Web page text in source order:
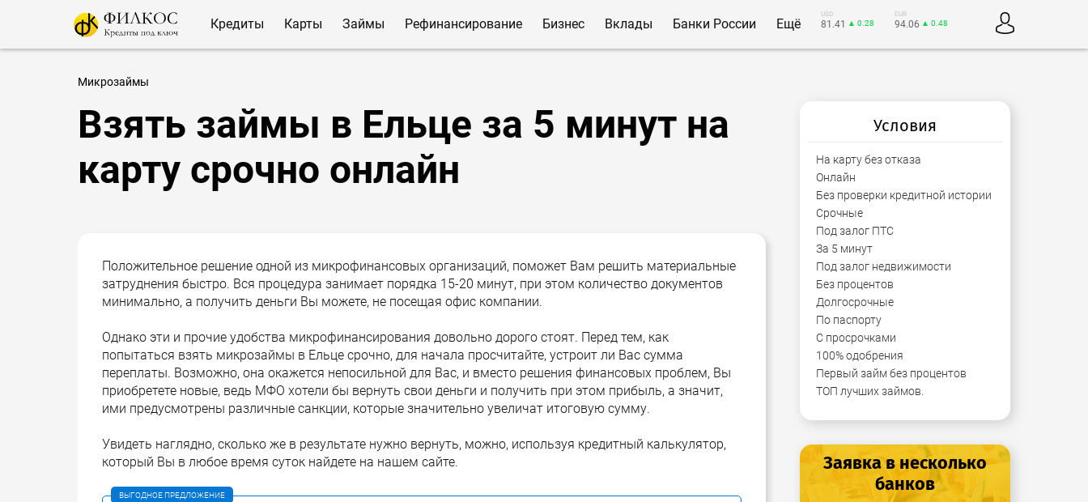
Кредиты Карты Займы Рефинансирование Бизнес Вклады Банки России Ещё
USD
81.41 ▲ 0.28
EUR
94.06 ▲ 0.48
Микрозаймы
Взять займы в Ельце за 5 минут на
карту срочно онлайн
Положительное решение одной из микрофинансовых организаций, поможет Вам решить материальные
затруднения быстро. Вся процедура занимает порядка 15-20 минут, при этом количество документов
минимально, а получить деньги Вы можете, не посещая офис компании.
Однако эти и прочие удобства микрофинансирования довольно дорого стоят. Перед тем, как
попытаться взять микрозаймы в Ельце срочно, для начала просчитайте, устроит ли Вас сумма
переплаты. Возможно, она окажется непосильной для Вас, и вместо решения финансовых проблем, Вы
приобретете новые, ведь МФО хотели бы вернуть свои деньги и получить при этом прибыль, а значит,
ими предусмотрены различные санкции, которые значительно увеличат итоговую сумму.
Увидеть наглядно, сколько же в результате нужно вернуть, можно, используя кредитный калькулятор,
который Вы в любое время суток найдете на нашем сайте.
ВЫГОДНОЕ ПРЕДЛОЖЕНИЕ
Условия
На карту без отказа
Онлайн
Без проверки кредитной истории
Срочные
Под залог ПТС
За 5 минут
Под залог недвижимости
Без процентов
Долгосрочные
По паспорту
С просрочками
100% одобрения
Первый займ без процентов
ТОП лучших займов.
Заявка в несколько
банков